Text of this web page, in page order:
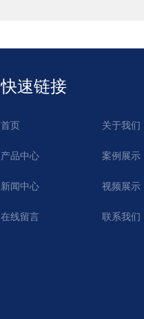
快速链接
首页 关于我们
产品中心 案例展示
新闻中心 视频展示
在线留言 联系我们